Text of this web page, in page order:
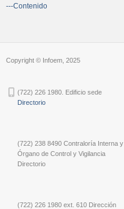
---Contenido
Copyright © Infoem, 2025
(722) 226 1980. Edificio sede
Directorio
(722) 238 8490 Contraloría Interna y
Órgano de Control y Vigilancia
Directorio
(722) 226 1980 ext. 610 Dirección